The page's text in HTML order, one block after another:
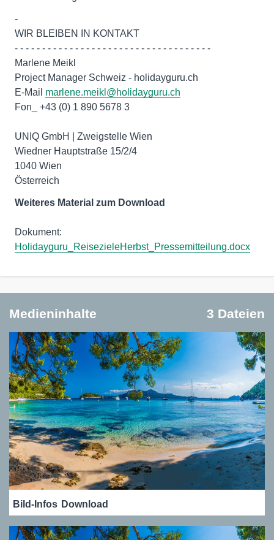
-
WIR BLEIBEN IN KONTAKT
- - - - - - - - - - - - - - - - - - - - - - - - - - - - - - - - - - - -
Marlene Meikl
Project Manager Schweiz - holidayguru.ch
E-Mail marlene.meikl@holidayguru.ch
Fon_ +43 (0) 1 890 5678 3
UNIQ GmbH | Zweigstelle Wien
Wiedner Hauptstraße 15/2/4
1040 Wien
Österreich
Weiteres Material zum Download
Dokument:
Holidayguru_ReisezieleHerbst_Pressemitteilung.docx
Medieninhalte 3 Dateien
Bild-Infos Download